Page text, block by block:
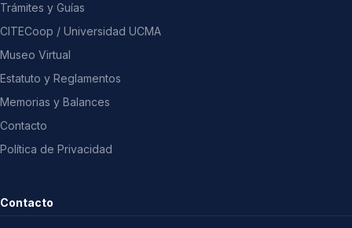
Trámites y Guías
CITECoop / Universidad UCMA
Museo Virtual
Estatuto y Reglamentos
Memorias y Balances
Contacto
Política de Privacidad
Contacto